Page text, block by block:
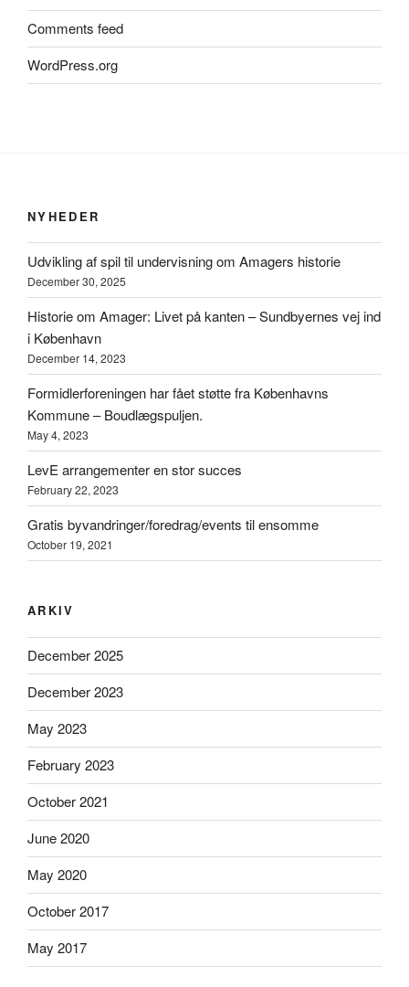
Comments feed
WordPress.org
NYHEDER
Udvikling af spil til undervisning om Amagers historie
December 30, 2025
Historie om Amager: Livet på kanten – Sundbyernes vej ind
i København
December 14, 2023
Formidlerforeningen har fået støtte fra Københavns
Kommune – Boudlægspuljen.
May 4, 2023
LevE arrangementer en stor succes
February 22, 2023
Gratis byvandringer/foredrag/events til ensomme
October 19, 2021
ARKIV
December 2025
December 2023
May 2023
February 2023
October 2021
June 2020
May 2020
October 2017
May 2017